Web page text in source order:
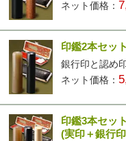
ネット価格：
印鑑2本セッ
銀行印と認め
ネット価格：
印鑑3本セット
(実印＋銀行